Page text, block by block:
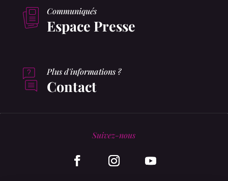
Communiqués
Espace Presse
Plus d'informations ?
Contact
Suivez-nous